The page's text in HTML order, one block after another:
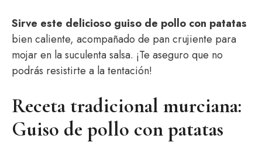
Sirve este delicioso guiso de pollo con patatas
bien caliente, acompañado de pan crujiente para
mojar en la suculenta salsa. ¡Te aseguro que no
podrás resistirte a la tentación!
Receta tradicional murciana:
Guiso de pollo con patatas